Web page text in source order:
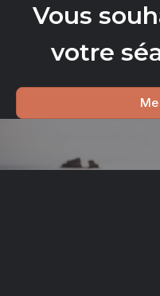
Vous
votre